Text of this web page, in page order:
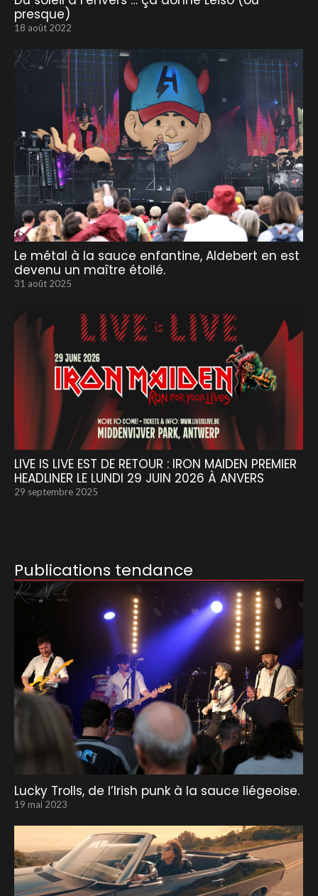
presque)
18 août 2022
Le métal à la sauce enfantine, Aldebert en est
devenu un maître étoilé.
31 août 2025
LIVE IS LIVE EST DE RETOUR : IRON MAIDEN PREMIER
HEADLINER LE LUNDI 29 JUIN 2026 À ANVERS
29 septembre 2025
Publications tendance
Lucky Trolls, de l’Irish punk à la sauce liégeoise.
19 mai 2023